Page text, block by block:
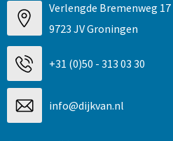
Verlengde Bremenweg 17
9723 JV Groningen
+31 (0)50 - 313 03 30
info@dijkvan.nl